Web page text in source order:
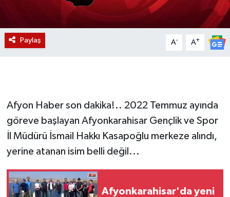
Paylaş A- A+
Afyon Haber son dakika!.. 2022 Temmuz ayında
göreve başlayan Afyonkarahisar Gençlik ve Spor
İl Müdürü İsmail Hakkı Kasapoğlu merkeze alındı,
yerine atanan isim belli değil...
Afyonkarahisar'da yeni